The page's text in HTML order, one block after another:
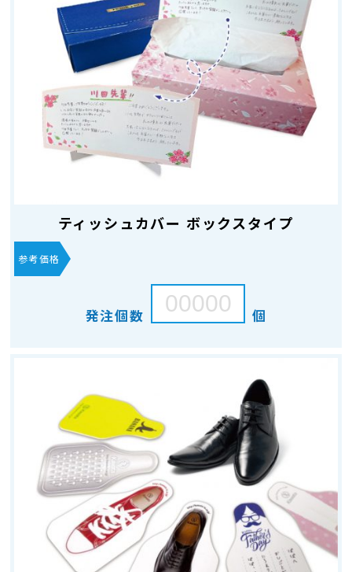
ティッシュカバー ボックスタイプ
参考価格
発注個数 個